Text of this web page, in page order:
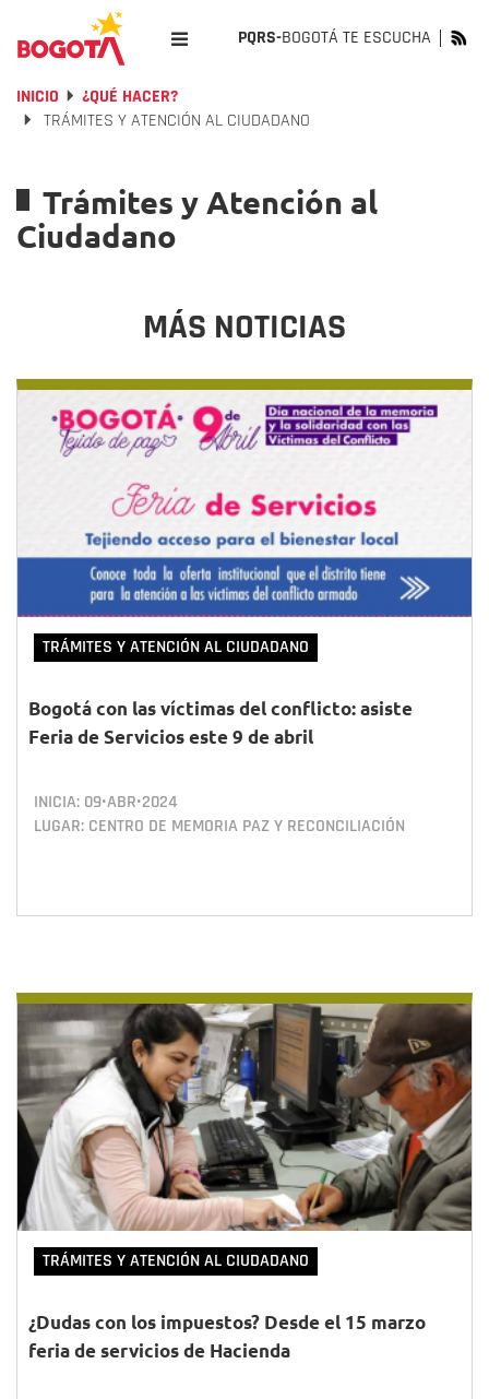
PQRS-BOGOTÁ TE ESCUCHA
INICIO
¿QUÉ HACER?
TRÁMITES Y ATENCIÓN AL CIUDADANO
Trámites y Atención al
Ciudadano
MÁS NOTICIAS
TRÁMITES Y ATENCIÓN AL CIUDADANO
Bogotá con las víctimas del conflicto: asiste
Feria de Servicios este 9 de abril
INICIA: 09•ABR•2024
LUGAR: CENTRO DE MEMORIA PAZ Y RECONCILIACIÓN
TRÁMITES Y ATENCIÓN AL CIUDADANO
¿Dudas con los impuestos? Desde el 15 marzo
feria de servicios de Hacienda